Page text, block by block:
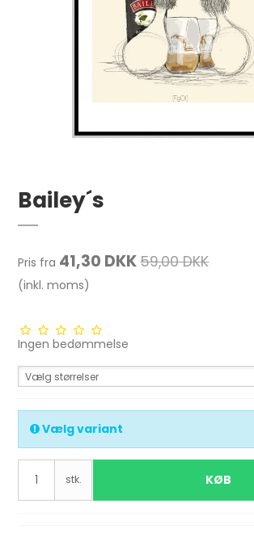
Bailey´s
Pris fra 41,30 DKK59,00 DKK
(inkl. moms)
Ingen bedømmelse
Vælg størrelser
Vælg variant
stk. KØB